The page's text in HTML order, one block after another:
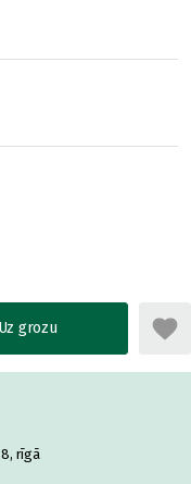
Uz grozu
rīgā